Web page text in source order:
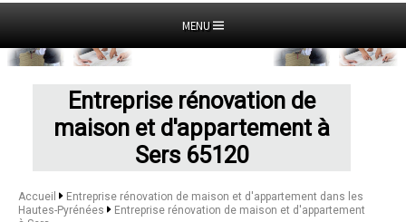
MENU
Entreprise rénovation de
maison et d'appartement à
Sers 65120
Accueil
Entreprise rénovation de maison et d'appartement dans les
Hautes-Pyrénées
Entreprise rénovation de maison et d'appartement